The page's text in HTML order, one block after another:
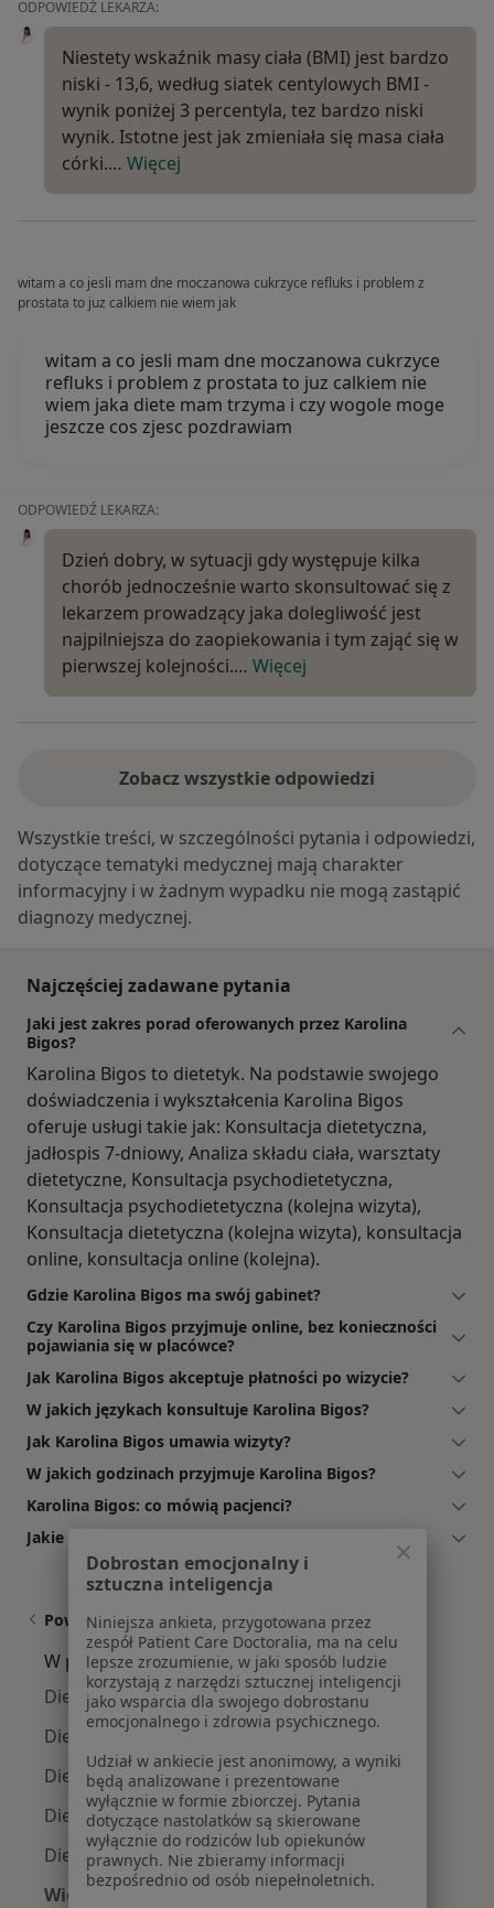
ODPOWIEDŹ LEKARZA:
Niestety wskaźnik masy ciała (BMI) jest bardzo
niski - 13,6, według siatek centylowych BMI -
wynik poniżej 3 percentyla, tez bardzo niski
wynik. Istotne jest jak zmieniała się masa ciała
córki.… Więcej
witam a co jesli mam dne moczanowa cukrzyce refluks i problem z
prostata to juz calkiem nie wiem jak
witam a co jesli mam dne moczanowa cukrzyce
refluks i problem z prostata to juz calkiem nie
wiem jaka diete mam trzyma i czy wogole moge
jeszcze cos zjesc pozdrawiam
ODPOWIEDŹ LEKARZA:
Dzień dobry, w sytuacji gdy występuje kilka
chorób jednocześnie warto skonsultować się z
lekarzem prowadzący jaka dolegliwość jest
najpilniejsza do zaopiekowania i tym zająć się w
pierwszej kolejności.… Więcej
Zobacz wszystkie odpowiedzi
Wszystkie treści, w szczególności pytania i odpowiedzi,
dotyczące tematyki medycznej mają charakter
informacyjny i w żadnym wypadku nie mogą zastąpić
diagnozy medycznej.
Najczęściej zadawane pytania
Jaki jest zakres porad oferowanych przez Karolina
Bigos?
Karolina Bigos to dietetyk. Na podstawie swojego
doświadczenia i wykształcenia Karolina Bigos
oferuje usługi takie jak: Konsultacja dietetyczna,
jadłospis 7-dniowy, Analiza składu ciała, warsztaty
dietetyczne, Konsultacja psychodietetyczna,
Konsultacja psychodietetyczna (kolejna wizyta),
Konsultacja dietetyczna (kolejna wizyta), konsultacja
online, konsultacja online (kolejna).
Gdzie Karolina Bigos ma swój gabinet?
Czy Karolina Bigos przyjmuje online, bez konieczności
pojawiania się w placówce?
Jak Karolina Bigos akceptuje płatności po wizycie?
W jakich językach konsultuje Karolina Bigos?
Jak Karolina Bigos umawia wizyty?
W jakich godzinach przyjmuje Karolina Bigos?
Karolina Bigos: co mówią pacjenci?
Jakie ubezpieczenia akceptuje Karolina Bigos?
Powiązane wyszukiwania
W pobliżu Bielska-Białej
Dietetycy w Katowicach
Dietetycy w Tychach
Dietetycy w Rybniku
Dietetycy w Jaworznie
Dietetycy w Oświęcimiu
Więcej (14)
Dobrostan emocjonalny i
sztuczna inteligencja
Niniejsza ankieta, przygotowana przez
zespół Patient Care Doctoralia, ma na celu
lepsze zrozumienie, w jaki sposób ludzie
korzystają z narzędzi sztucznej inteligencji
jako wsparcia dla swojego dobrostanu
emocjonalnego i zdrowia psychicznego.
Udział w ankiecie jest anonimowy, a wyniki
będą analizowane i prezentowane
wyłącznie w formie zbiorczej. Pytania
dotyczące nastolatków są skierowane
wyłącznie do rodziców lub opiekunów
prawnych. Nie zbieramy informacji
bezpośrednio od osób niepełnoletnich.